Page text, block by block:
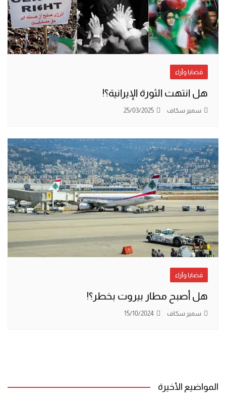
قضايا وآراء
هل انتهت الثورة الإيرانية؟!
سمير سكاف 25/03/2025
قضايا وآراء
هل أصبح مطار بيروت بخطر؟!
سمير سكاف 15/10/2024
المواضيع الأخيرة